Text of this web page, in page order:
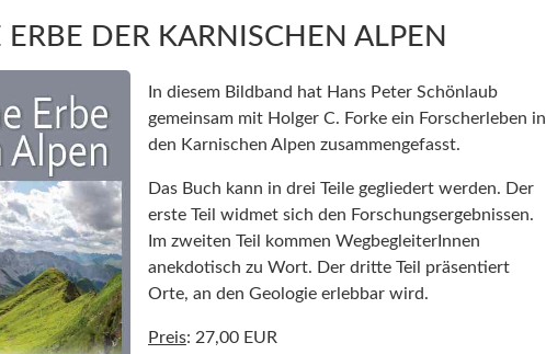
DER KARNISCHEN ALPEN
In diesem Bildband hat Hans Peter Schönlaub
gemeinsam mit Holger C. Forke ein Forscherleben in
den Karnischen Alpen zusammengefasst.
Das Buch kann in drei Teile gegliedert werden. Der
erste Teil widmet sich den Forschungsergebnissen.
Im zweiten Teil kommen WegbegleiterInnen
anekdotisch zu Wort. Der dritte Teil präsentiert
Orte, an den Geologie erlebbar wird.
Preis: 27,00 EUR